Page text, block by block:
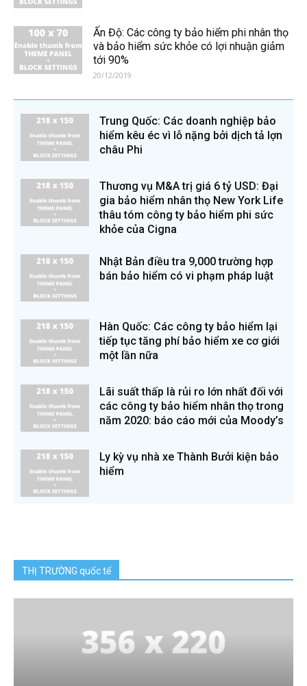
Ấn Độ: Các công ty bảo hiểm phi nhân thọ
và bảo hiểm sức khỏe có lợi nhuận giảm
tới 90%
20/12/2019
Trung Quốc: Các doanh nghiệp bảo
hiểm kêu éc vì lỗ nặng bởi dịch tả lợn
châu Phi
Thương vụ M&A trị giá 6 tỷ USD: Đại
gia bảo hiểm nhân thọ New York Life
thâu tóm công ty bảo hiểm phi sức
khỏe của Cigna
Nhật Bản điều tra 9,000 trường hợp
bán bảo hiểm có vi phạm pháp luật
Hàn Quốc: Các công ty bảo hiểm lại
tiếp tục tăng phí bảo hiểm xe cơ giới
một lần nữa
Lãi suất thấp là rủi ro lớn nhất đối với
các công ty bảo hiểm nhân thọ trong
năm 2020: báo cáo mới của Moody’s
Ly kỳ vụ nhà xe Thành Bưởi kiện bảo
hiểm
THỊ TRƯỜNG quốc tế